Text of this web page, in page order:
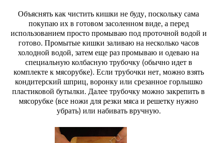
Объяснять как чистить кишки не буду, поскольку сама
покупаю их в готовом засоленном виде, а перед
использованием просто промываю под проточной водой и
готово. Промытые кишки заливаю на несколько часов
холодной водой, затем еще раз промываю и одеваю на
специальную колбасную трубочку (обычно идет в
комплекте к мясорубке). Если трубочки нет, можно взять
кондитерский шприц, воронку или срезанное горлышко
пластиковой бутылки. Далее трубочку можно закрепить в
мясорубке (все ножи для резки мяса и решетку нужно
убрать) или набивать вручную.